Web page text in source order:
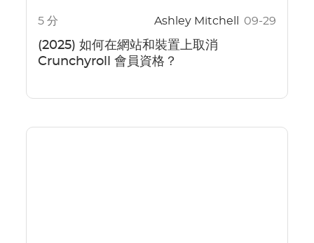
5 分 Ashley Mitchell 09-29
(2025) 如何在網站和裝置上取消
Crunchyroll 會員資格？